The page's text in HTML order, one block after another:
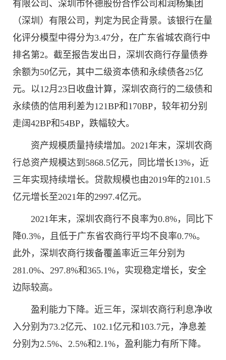
有限公司、深圳市怀德股份合作公司和润杨集团
（深圳）有限公司，判定为民企背景。该银行在量
化评分模型中得分为3.47分，在广东省城农商行中
排名第2。截至报告发出日，深圳农商行存量债券
余额为50亿元，其中二级资本债和永续债各25亿
元。以12月23日收盘计算，深圳农商行的二级债和
永续债的信用利差为121BP和170BP，较年初分别
走阔42BP和54BP，跌幅较大。
资产规模质量持续增加。2021年末，深圳农商
行总资产规模达到5868.5亿元，同比增长13%，近
三年实现持续增长。贷款规模也由2019年的2101.5
亿元增长至2021年的2997.4亿元。
2021年末，深圳农商行不良率为0.8%，同比下
降0.3%，且低于广东省农商行平均不良率0.7%。
此外，深圳农商行拨备覆盖率近三年分别为
281.0%、297.8%和365.1%，实现稳定增长，安全
边际较高。
盈利能力下降。近三年，深圳农商行利息净收
入分别为73.2亿元、102.1亿元和103.7元，净息差
分别为2.5%、2.5%和2.1%，盈利能力有所下降。